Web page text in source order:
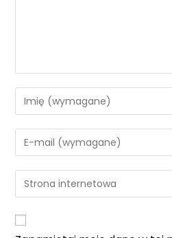
Enter
your
name
or
to
comment
Enter
your
email
address
comment
Enter
your
website
URL